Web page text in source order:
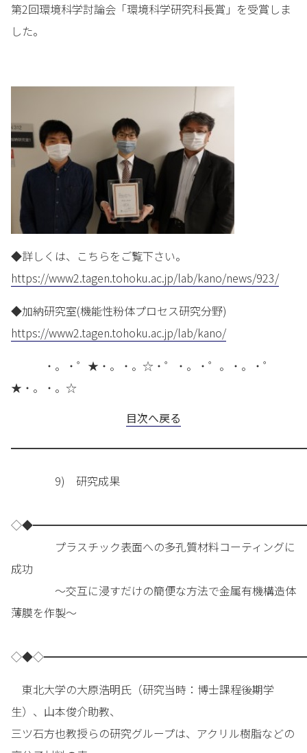
第2回環境科学討論会「環境科学研究科長賞」を受賞しま
した。
◆詳しくは、こちらをご覧下さい。
https://www2.tagen.tohoku.ac.jp/lab/kano/news/923/
◆加納研究室(機能性粉体プロセス研究分野)
https://www2.tagen.tohoku.ac.jp/lab/kano/
・。・゜★・。・。☆・゜・。・゜。・。・゜
★・。・。☆
目次へ戻る
9) 研究成果
プラスチック表面への多孔質材料コーティングに
成功
～交互に浸すだけの簡便な方法で金属有機構造体
薄膜を作製～
東北大学の大原浩明氏（研究当時：博士課程後期学
生）、山本俊介助教、
三ツ石方也教授らの研究グループは、アクリル樹脂などの